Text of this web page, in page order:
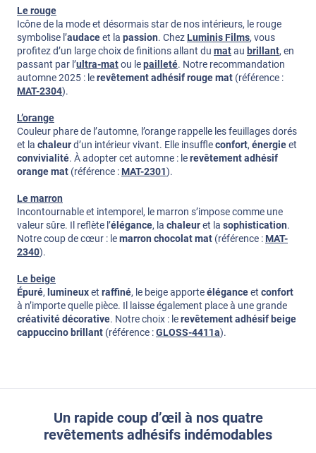
Le rouge
Icône de la mode et désormais star de nos intérieurs, le rouge
symbolise l’audaceet la passion. Chez Luminis Films, vous
profitez d’un large choix de finitions allant du matau brillant, en
passant par l’ultra-matou lepailleté. Notre recommandation
automne 2025 : lerevêtement adhésif rouge mat (référence :
MAT-2304).
L’orange
Couleur phare de l’automne, l’orange rappelle les feuillages dorés
et la chaleurd’un intérieur vivant. Elle insuffleconfort, énergieet
convivialité. À adopter cet automne : lerevêtement adhésif
orange mat (référence : MAT-2301).
Le marron
Incontournable et intemporel, le marron s’impose comme une
valeur sûre. Il reflète l’élégance, la chaleuret la sophistication.
Notre coup de cœur : lemarron chocolat mat (référence : MAT-
2340).
Le beige
Épuré, lumineuxet raffiné, le beige apporteéléganceet confort
à n’importe quelle pièce. Il laisse également place à une grande
créativité décorative. Notre choix : lerevêtement adhésif beige
cappuccino brillant (référence :GLOSS-4411a).
Un rapide coup d’œil à nos quatre
revêtements adhésifs indémodables